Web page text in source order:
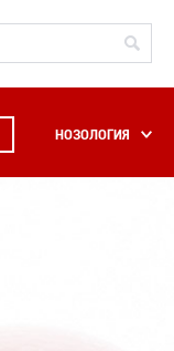
НОЗОЛОГИЯ